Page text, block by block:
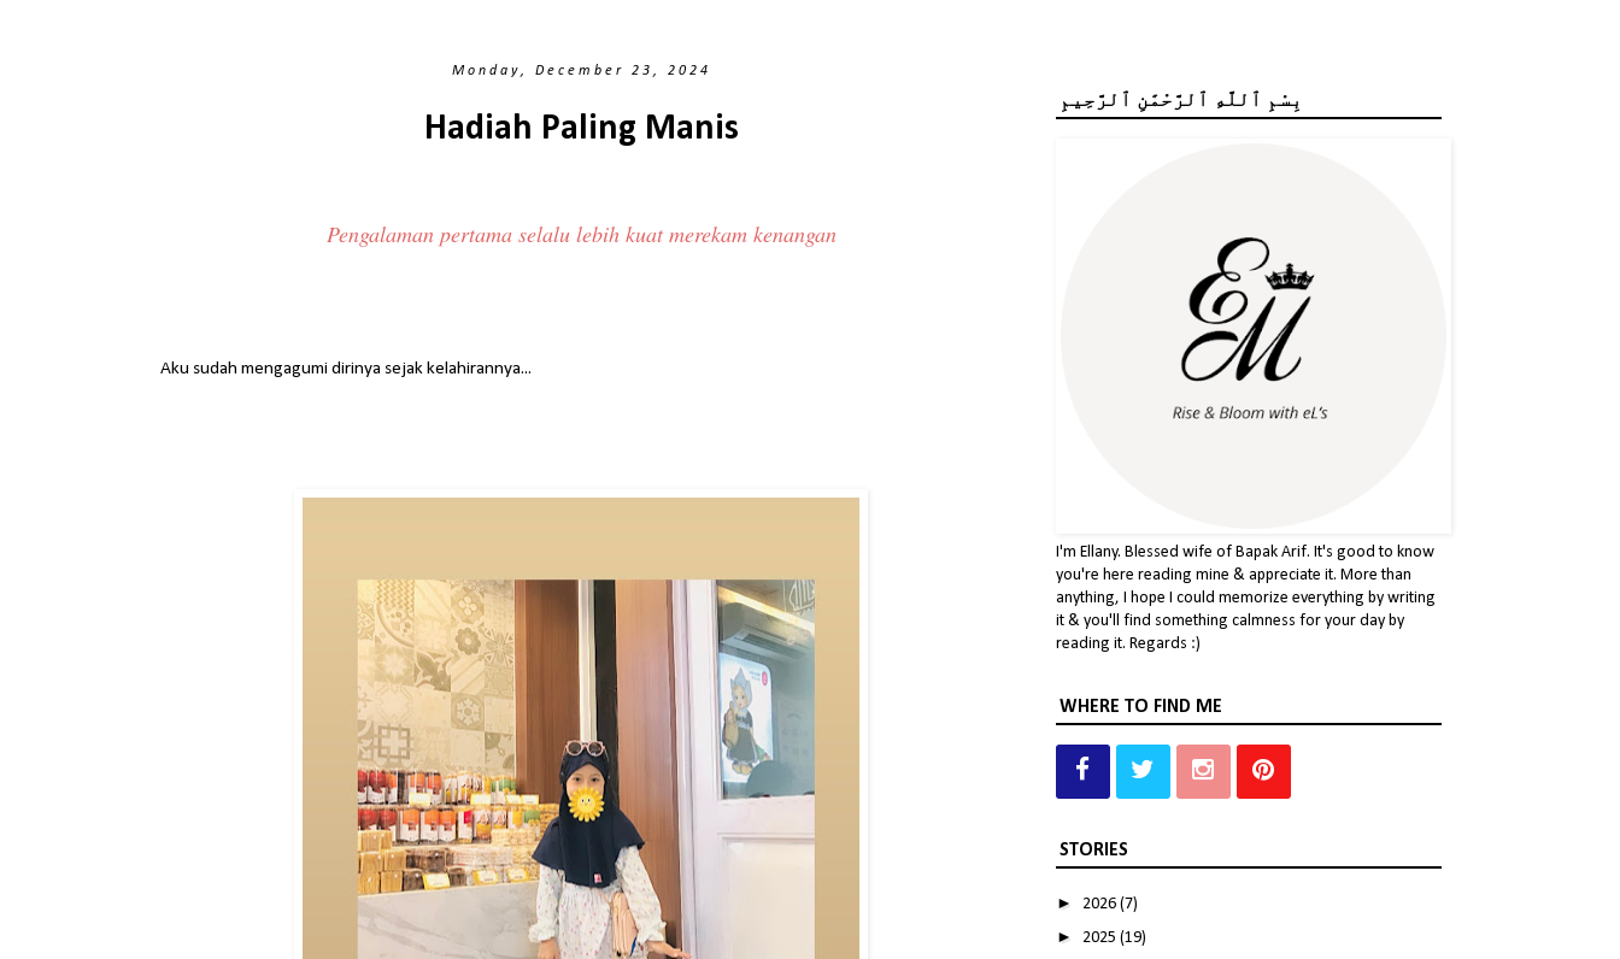
Monday, December 23, 2024
Hadiah Paling Manis
Pengalaman pertama selalu lebih kuat merekam kenangan
Aku sudah mengagumi dirinya sejak kelahirannya...
بِسْمِ ٱللَّهِ ٱلرَّحْمَٰنِ ٱلرَّحِيمِ
I'm Ellany. Blessed wife of Bapak Arif. It's good to know
you're here reading mine & appreciate it. More than
anything, I hope I could memorize everything by writing
it & you'll find something calmness for your day by
reading it. Regards :)
WHERE TO FIND ME
STORIES
► 2026 (7)
► 2025 (19)